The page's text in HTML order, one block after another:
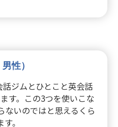
性）
ジムとひとこと英会話
す。この3つを使いこな
ないのではと思えるくら
。